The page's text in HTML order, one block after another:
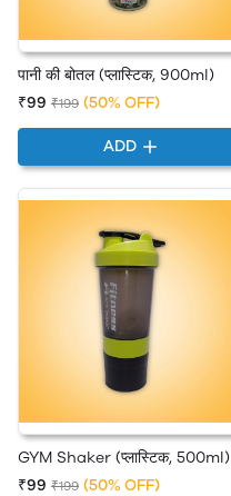
पानी की बोतल (प्लास्टिक, 900ml)
₹99 ₹199 (50% OFF)
ADD
GYM Shaker (प्लास्टिक, 500ml)
₹99 ₹199 (50% OFF)